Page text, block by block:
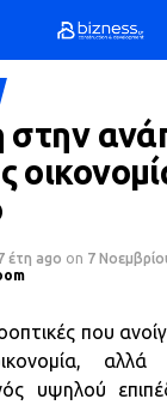
στην
έτη ago on 7
που
αλλά
υψηλού